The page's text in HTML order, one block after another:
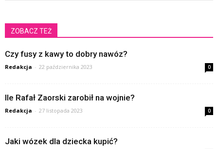
ZOBACZ TEŻ
Czy fusy z kawy to dobry nawóz?
Redakcja - 22 października 2023 0
Ile Rafał Zaorski zarobił na wojnie?
Redakcja - 27 listopada 2023 0
Jaki wózek dla dziecka kupić?